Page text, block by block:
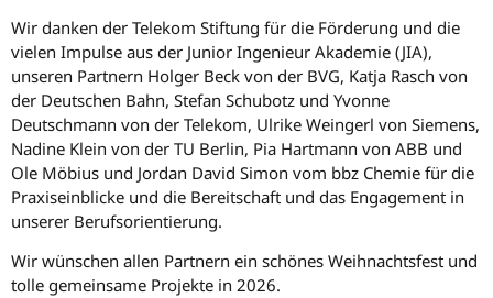
Wir danken der Telekom Stiftung für die Förderung und die
vielen Impulse aus der Junior Ingenieur Akademie (JIA),
unseren Partnern Holger Beck von der BVG, Katja Rasch von
der Deutschen Bahn, Stefan Schubotz und Yvonne
Deutschmann von der Telekom, Ulrike Weingerl von Siemens,
Nadine Klein von der TU Berlin, Pia Hartmann von ABB und
Ole Möbius und Jordan David Simon vom bbz Chemie für die
Praxiseinblicke und die Bereitschaft und das Engagement in
unserer Berufsorientierung.
Wir wünschen allen Partnern ein schönes Weihnachtsfest und
tolle gemeinsame Projekte in 2026.